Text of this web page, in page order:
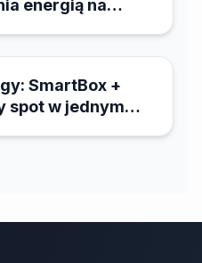
energią na
SmartBox +
spot w jednym